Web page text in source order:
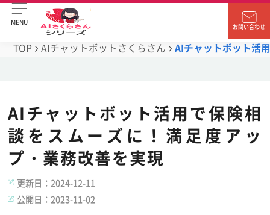
MENU
お問い合わせ
TOP AIチャットボットさくらさん AIチャットボット活
AIチャットボット活用で保険相
談をスムーズに！満足度アッ
プ・業務改善を実現
更新日：2024-12-11
公開日：2023-11-02